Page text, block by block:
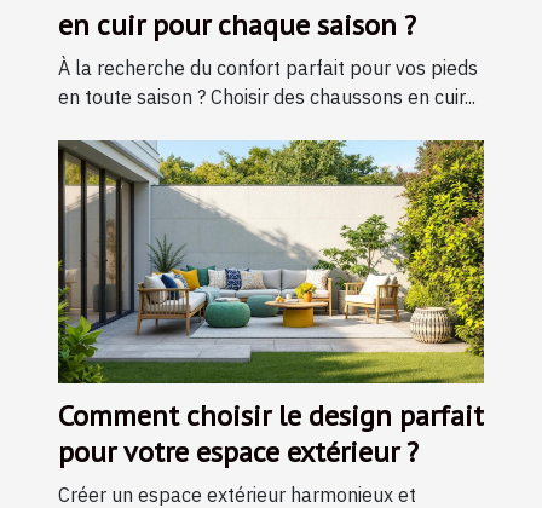
en cuir pour chaque saison ?
À la recherche du confort parfait pour vos pieds
en toute saison ? Choisir des chaussons en cuir...
Comment choisir le design parfait
pour votre espace extérieur ?
Créer un espace extérieur harmonieux et